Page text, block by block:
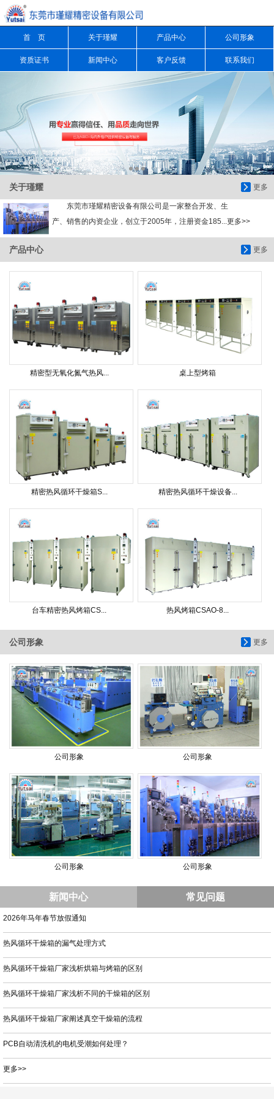
首 页 关于瑾耀 产品中心 公司形象
资质证书 新闻中心 客户反馈 联系我们
更多
关于瑾耀
东莞市瑾耀精密设备有限公司是一家整合开发、生
产、销售的内资企业，创立于2005年，注册资金185...更多>>
更多
产品中心
精密型无氧化氮气热风... 桌上型烤箱
精密热风循环干燥箱S... 精密热风循环干燥设备...
台车精密热风烤箱CS... 热风烤箱CSAO-8...
更多
公司形象
公司形象 公司形象
公司形象 公司形象
新闻中心 常见问题
2026年马年春节放假通知
热风循环干燥箱的漏气处理方式
热风循环干燥箱厂家浅析烘箱与烤箱的区别
热风循环干燥箱厂家浅析不同的干燥箱的区别
热风循环干燥箱厂家阐述真空干燥箱的流程
PCB自动清洗机的电机受潮如何处理？
更多>>
信息搜索
搜索